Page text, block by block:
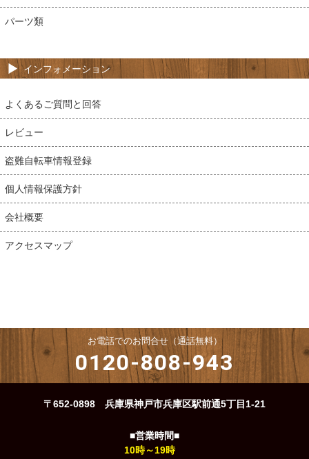
パーツ類
インフォメーション
よくあるご質問と回答
レビュー
盗難自転車情報登録
個人情報保護方針
会社概要
アクセスマップ
お電話でのお問合せ（通話無料）
0120-808-943
〒652-0898 兵庫県神戸市兵庫区駅前通5丁目1-21
■営業時間■
10時～19時